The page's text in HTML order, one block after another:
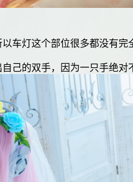
车灯这个部位很多都没有
己的双手，因为一只手绝对